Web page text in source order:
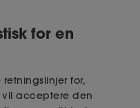
for en
for,
acceptere den